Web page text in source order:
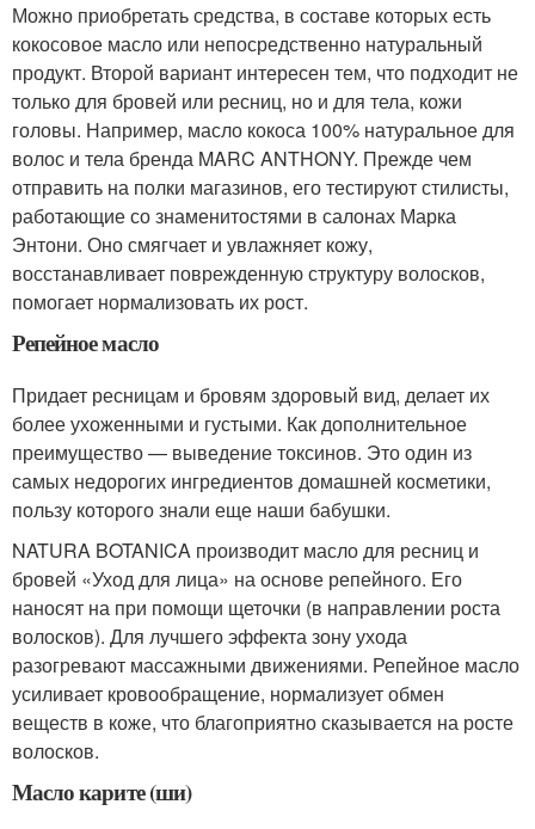
Можно приобретать средства, в составе которых есть
кокосовое масло или непосредственно натуральный
продукт. Второй вариант интересен тем, что подходит не
только для бровей или ресниц, но и для тела, кожи
головы. Например, масло кокоса 100% натуральное для
волос и тела бренда MARC ANTHONY. Прежде чем
отправить на полки магазинов, его тестируют стилисты,
работающие со знаменитостями в салонах Марка
Энтони. Оно смягчает и увлажняет кожу,
восстанавливает поврежденную структуру волосков,
помогает нормализовать их рост.
Репейное масло
Придает ресницам и бровям здоровый вид, делает их
более ухоженными и густыми. Как дополнительное
преимущество — выведение токсинов. Это один из
самых недорогих ингредиентов домашней косметики,
пользу которого знали еще наши бабушки.
NATURA BOTANICA производит масло для ресниц и
бровей «Уход для лица» на основе репейного. Его
наносят на при помощи щеточки (в направлении роста
волосков). Для лучшего эффекта зону ухода
разогревают массажными движениями. Репейное масло
усиливает кровообращение, нормализует обмен
веществ в коже, что благоприятно сказывается на росте
волосков.
Масло карите (ши)